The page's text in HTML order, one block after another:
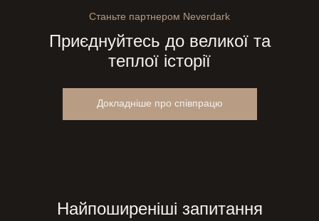
Станьте партнером Neverdark
Приєднуйтесь до великої та
теплої історії
Докладніше про співпрацю
Найпоширеніші запитання